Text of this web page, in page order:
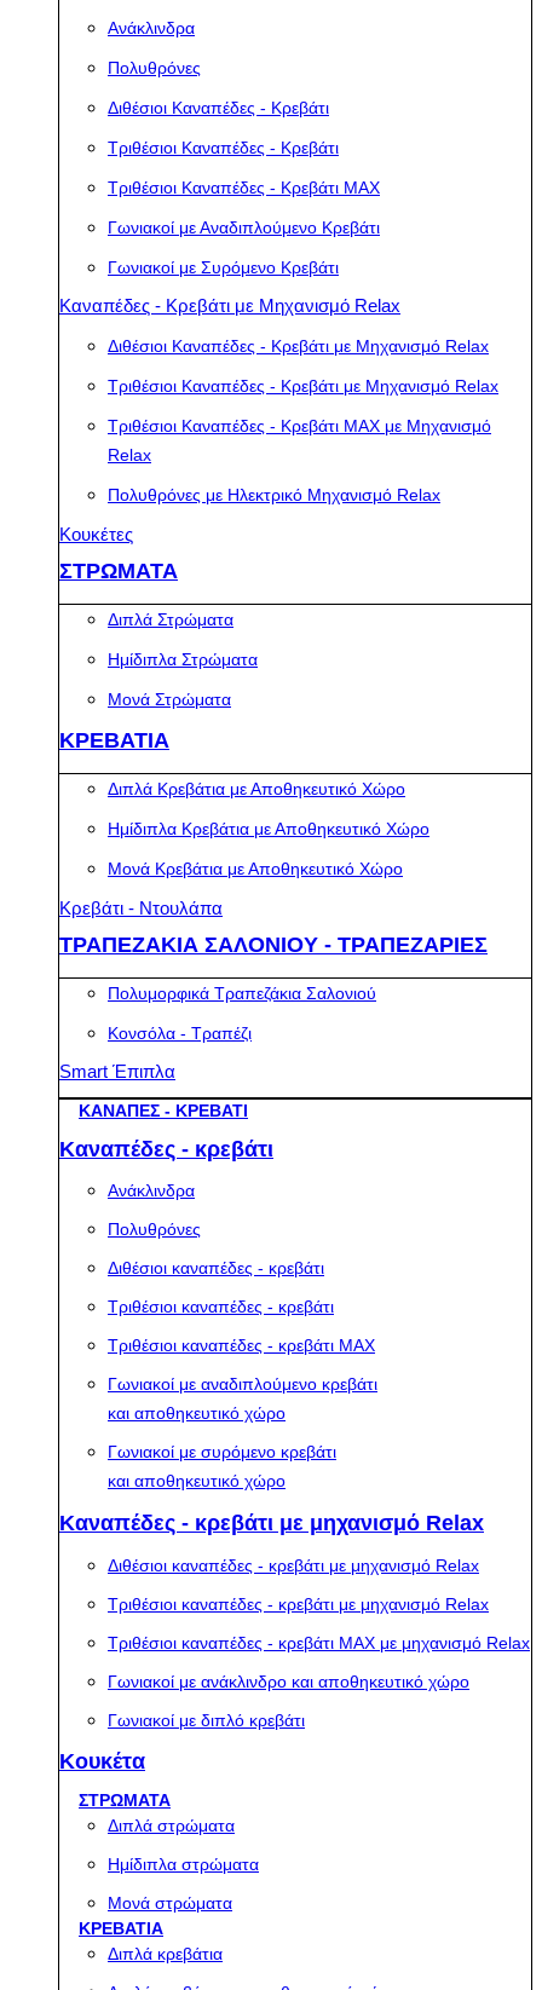
Ανάκλινδρα
Πολυθρόνες
Διθέσιοι Καναπέδες - Κρεβάτι
Τριθέσιοι Καναπέδες - Κρεβάτι
Τριθέσιοι Καναπέδες - Κρεβάτι MAX
Γωνιακοί με Αναδιπλούμενο Κρεβάτι
Γωνιακοί με Συρόμενο Κρεβάτι
Καναπέδες - Κρεβάτι με Μηχανισμό Relax
Διθέσιοι Καναπέδες - Κρεβάτι με Μηχανισμό Relax
Τριθέσιοι Καναπέδες - Κρεβάτι με Μηχανισμό Relax
Τριθέσιοι Καναπέδες - Κρεβάτι MAX με Μηχανισμό
Relax
Πολυθρόνες με Ηλεκτρικό Μηχανισμό Relax
Κουκέτες
ΣΤΡΩΜΑΤΑ
Διπλά Στρώματα
Ημίδιπλα Στρώματα
Μονά Στρώματα
ΚΡΕΒΑΤΙΑ
Διπλά Κρεβάτια με Αποθηκευτικό Χώρο
Ημίδιπλα Κρεβάτια με Αποθηκευτικό Χώρο
Μονά Κρεβάτια με Αποθηκευτικό Χώρο
Κρεβάτι - Ντουλάπα
ΤΡΑΠΕΖΑΚΙΑ ΣΑΛΟΝΙΟΥ - ΤΡΑΠΕΖΑΡΙΕΣ
Πολυμορφικά Τραπεζάκια Σαλονιού
Κονσόλα - Τραπέζι
Smart Έπιπλα
ΚΑΝΑΠΕΣ - ΚΡΕΒΑΤΙ
Καναπέδες - κρεβάτι
Ανάκλινδρα
Πολυθρόνες
Διθέσιοι καναπέδες - κρεβάτι
Τριθέσιοι καναπέδες - κρεβάτι
Τριθέσιοι καναπέδες - κρεβάτι MAX
Γωνιακοί με αναδιπλούμενο κρεβάτι
και αποθηκευτικό χώρο
Γωνιακοί με συρόμενο κρεβάτι
και αποθηκευτικό χώρο
Καναπέδες - κρεβάτι με μηχανισμό Relax
Διθέσιοι καναπέδες - κρεβάτι με μηχανισμό Relax
Τριθέσιοι καναπέδες - κρεβάτι με μηχανισμό Relax
Τριθέσιοι καναπέδες - κρεβάτι MAX με μηχανισμό Relax
Γωνιακοί με ανάκλινδρο και αποθηκευτικό χώρο
Γωνιακοί με διπλό κρεβάτι
Κουκέτα
ΣΤΡΩΜΑΤΑ
Διπλά στρώματα
Ημίδιπλα στρώματα
Μονά στρώματα
ΚΡΕΒΑΤΙΑ
Διπλά κρεβάτια